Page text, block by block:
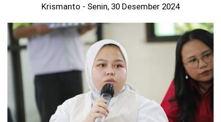
H
PU
I
De
sa
k
Po
lre
st
Krismanto - Senin, 30 Desember 2024